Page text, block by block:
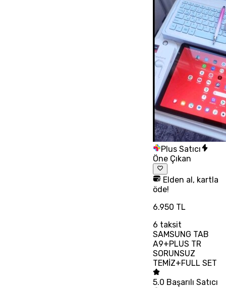
Plus Satıcı
Öne Çıkan
Elden al, kartla
öde!
6.950 TL
6 taksit
SAMSUNG TAB
A9+PLUS TR
SORUNSUZ
TEMİZ+FULL SET
5.0 Başarılı Satıcı